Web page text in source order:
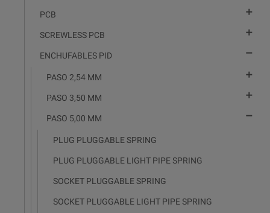
PCB 
SCREWLESS PCB 
ENCHUFABLES PID 
PASO 2,54 MM 
PASO 3,50 MM 
PASO 5,00 MM 
PLUG PLUGGABLE SPRING
PLUG PLUGGABLE LIGHT PIPE SPRING
SOCKET PLUGGABLE SPRING
SOCKET PLUGGABLE LIGHT PIPE SPRING